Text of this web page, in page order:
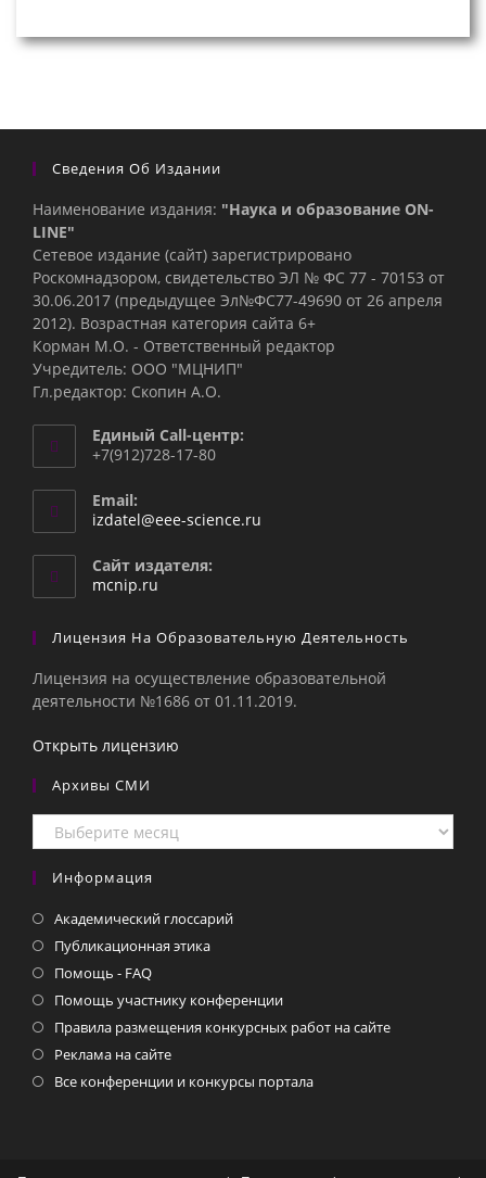
Сведения Об Издании
Наименование издания: "Наука и образование ON-
LINE"
Сетевое издание (сайт) зарегистрировано
Роскомнадзором, свидетельство ЭЛ № ФС 77 - 70153 от
30.06.2017 (предыдущее Эл№ФC77-49690 от 26 апреля
2012). Возрастная категория сайта 6+
Корман М.О. - Ответственный редактор
Учредитель: ООО "МЦНИП"
Гл.редактор: Скопин А.О.
Единый Call-центр:
+7(912)728-17-80
Email:
izdatel@eee-science.ru
Сайт издателя:
mcnip.ru
Лицензия На Образовательную Деятельность
Лицензия на осуществление образовательной
деятельности №1686 от 01.11.2019.
Открыть лицензию
Архивы СМИ
Архивы
СМИ
Информация
Академический глоссарий
Публикационная этика
Помощь - FAQ
Помощь участнику конференции
Правила размещения конкурсных работ на сайте
Реклама на сайте
Все конференции и конкурсы портала